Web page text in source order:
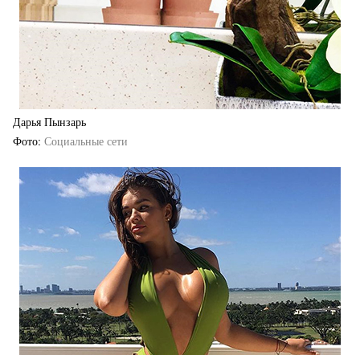
Дарья Пынзарь
Фото Социальные сети